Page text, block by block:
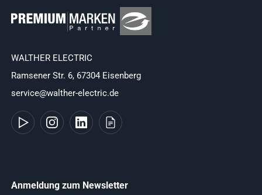
WALTHER ELECTRIC
Ramsener Str. 6, 67304 Eisenberg
service@walther-electric.de
Anmeldung zum Newsletter